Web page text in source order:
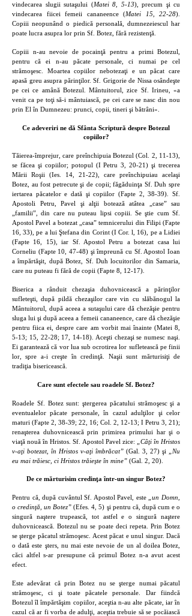
vindecarea slugii sutaşului (Matei 8, 5-13), precum şi cu
vindecarea fiicei femeii cananeence (Matei 15, 22-28).
Copiii neopunând o piedică personală, dumnezeiescul har
poate lucra asupra lor prin Sf. Botez, fără rezistenţă.
Copiii n-au nevoie de pocainţă pentru a primi Botezul,
pentru că ei n-au păcate personale, ci numai pe cel
strămoşesc. Moartea copiilor nebotezaţi e un păcat care
apasă greu asupra părinţilor. Sf. Grigorie de Nissa osândeşte
pe cei ce amână Botezul. Mântuitorul, zice Sf. Irineu, «a
venit ca pe toţi să-i mântuiască, pe cei care se nasc din nou
prin El în Dumnezeu: prunci, copii, tineri şi bătrâni».
Ce adeveriri ne dă Sfânta Scriptură despre Botezul
copiilor?
Tăierea-împrejur, care preînchipuia Botezul (Col. 2, 11-13),
se făcea şi copiilor; potopul (I Petru 3, 20-21) şi trecerea
Mării Roşii (Ies. 14, 21-22), care preînchipuiau acelaşi
Botez, au fost petrecute şi de copii; făgăduinţa Sf. Duh spre
iertarea păcatelor e dată şi copiilor (Fapte 2, 38-39). Sf.
Apostoli Petru, Pavel şi alţii botează atâtea „case” sau
„familii”, din care nu puteau lipsi copiii. Se ştie cum Sf.
Apostol Pavel a botezat „casa” temnicerului din Filipi (Fapte
16, 33), pe a lui Ştefana din Corint (I Cor. l, 16), pe a Lidiei
(Fapte 16, 15), iar Sf. Apostol Petru a botezat casa lui
Corneliu (Fapte 10, 47-48) şi împreună cu Sf. Apostol Ioan
a împărtăşit, după Botez, Sf. Duh locuitorilor din Samaria,
care nu puteau fi fără de copii (Fapte 8, 12-17).
Biserica a rânduit chezaşia duhovnicească a părinţilor
sufleteşti, după pildă chezaşilor care vin cu slăbănogul la
Mântuitorul, după aceea a sutaşului care dă chezăşie pentru
sluga lui şi după aceea a femeii cananeence, care dă chezăşie
pentru fiica ei, despre care am vorbit mai înainte (Matei 8,
5-13; 15, 22-28; 17, 14-18). Aceşti chezaşi se numesc naşi.
Ei garantează că vor lua sub ocrotirea lor sufletească pe finii
lor, spre a-i creşte în credinţă. Naşii sunt mărturisiţi de
tradiţia bisericească.
Care sunt efectele sau roadele Sf. Botez?
Roadele Sf. Botez sunt: ştergerea păcatului strămoşesc şi a
eventualelor păcate personale, în cazul adulţilor şi celor
maturi (Fapte 2, 38-39; 22, 16; Col. 2, 12-13; I Petru 3, 21);
renaşterea duhovnicească prin primirea primului har şi o
viaţă nouă în Hristos. Sf. Apostol Pavel zice:
„Câţi în Hristos
v-aţi botezat, în Hristos v-aţi îmbrăcat” (Gal. 3, 27) şi
„Nu
eu mai trăiesc, ci Hristos trăieşte în mine” (Gal. 2, 20).
De ce mărturisim credinţa într-un singur Botez?
Pentru că, după cuvântul Sf. Apostol Pavel, este
„un Domn,
o credinţă, un Botez” (Efes. 4, 5) şi pentru că, după cum e o
singură naştere trupească, tot astfel e o singură naştere
duhovnicească. Botezul nu se poate deci repeta. Prin Botez
se şterge păcatul strămoşesc. Acest păcat e unul singur. Dacă
o dată este şters, nu mai este nevoie de un al doilea Botez,
căci altfel s-ar presupune că primul Botez n-a avut acest
efect.
Este adevărat că prin Botez nu se şterge numai păcatul
strămoşesc, ci şi toate păcatele personale. Dar fiindcă
Botezul îl împărtăşim copiilor, aceştia n-au alte păcate, iar în
cazul că ar fi vorba de adulţi, aceştia trebuie să se pocăiască